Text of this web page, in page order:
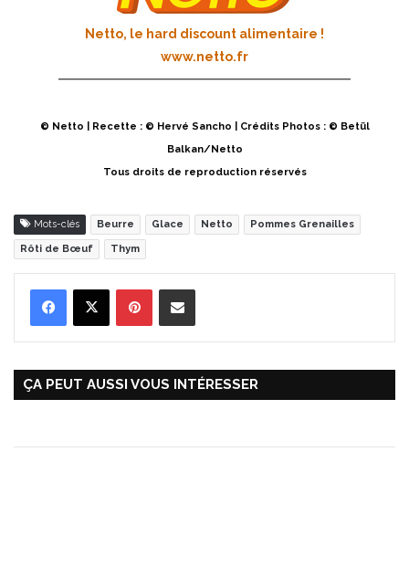
Netto, le hard discount alimentaire !
www.netto.fr
© Netto | Recette : © Hervé Sancho | Crédits Photos : © Betül
Balkan/Netto
Tous droits de reproduction réservés
Mots-clés Beurre Glace Netto Pommes Grenailles
Rôti de Bœuf Thym
ÇA PEUT AUSSI VOUS INTÉRESSER